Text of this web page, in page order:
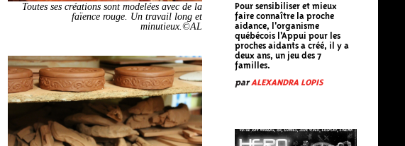
Pour sensibiliser et mieux
faire connaître la proche
aidance, l'organisme
québécois l'Appui pour les
proches aidants a créé, il y a
deux ans, un jeu des 7
familles.
parALEXANDRA LOPIS
Toutes ses créations sont modelées avec de la
faïence rouge. Un travail long et
minutieux.©AL